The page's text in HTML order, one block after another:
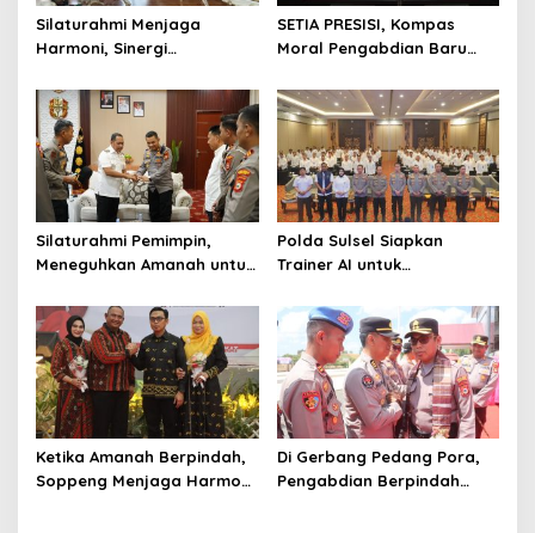
Silaturahmi Menjaga
Harmoni, Sinergi
Soppeng
SETIA PRESISI, Kompas
Moral Pengabdian Baru
Silaturahmi Pemimpin,
Meneguhkan Amanah untuk
Polda Sulsel Siapkan
Trainer AI untuk
Digital
Ketika Amanah Berpindah,
Soppeng Menjaga Harmoni
Di Gerbang Pedang Pora,
Pengabdian Berpindah